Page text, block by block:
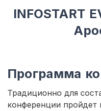
INFOSTART
Программа
Традиционно для
конференции пройдет